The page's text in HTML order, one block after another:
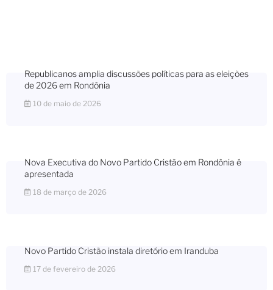
Republicanos amplia discussões políticas para as eleições
de 2026 em Rondônia
10 de maio de 2026
Nova Executiva do Novo Partido Cristão em Rondônia é
apresentada
18 de março de 2026
Novo Partido Cristão instala diretório em Iranduba
17 de fevereiro de 2026